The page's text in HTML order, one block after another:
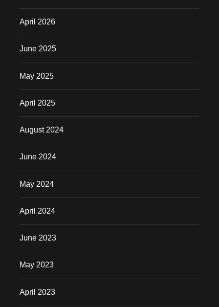
April 2026
June 2025
May 2025
April 2025
August 2024
June 2024
May 2024
April 2024
June 2023
May 2023
April 2023